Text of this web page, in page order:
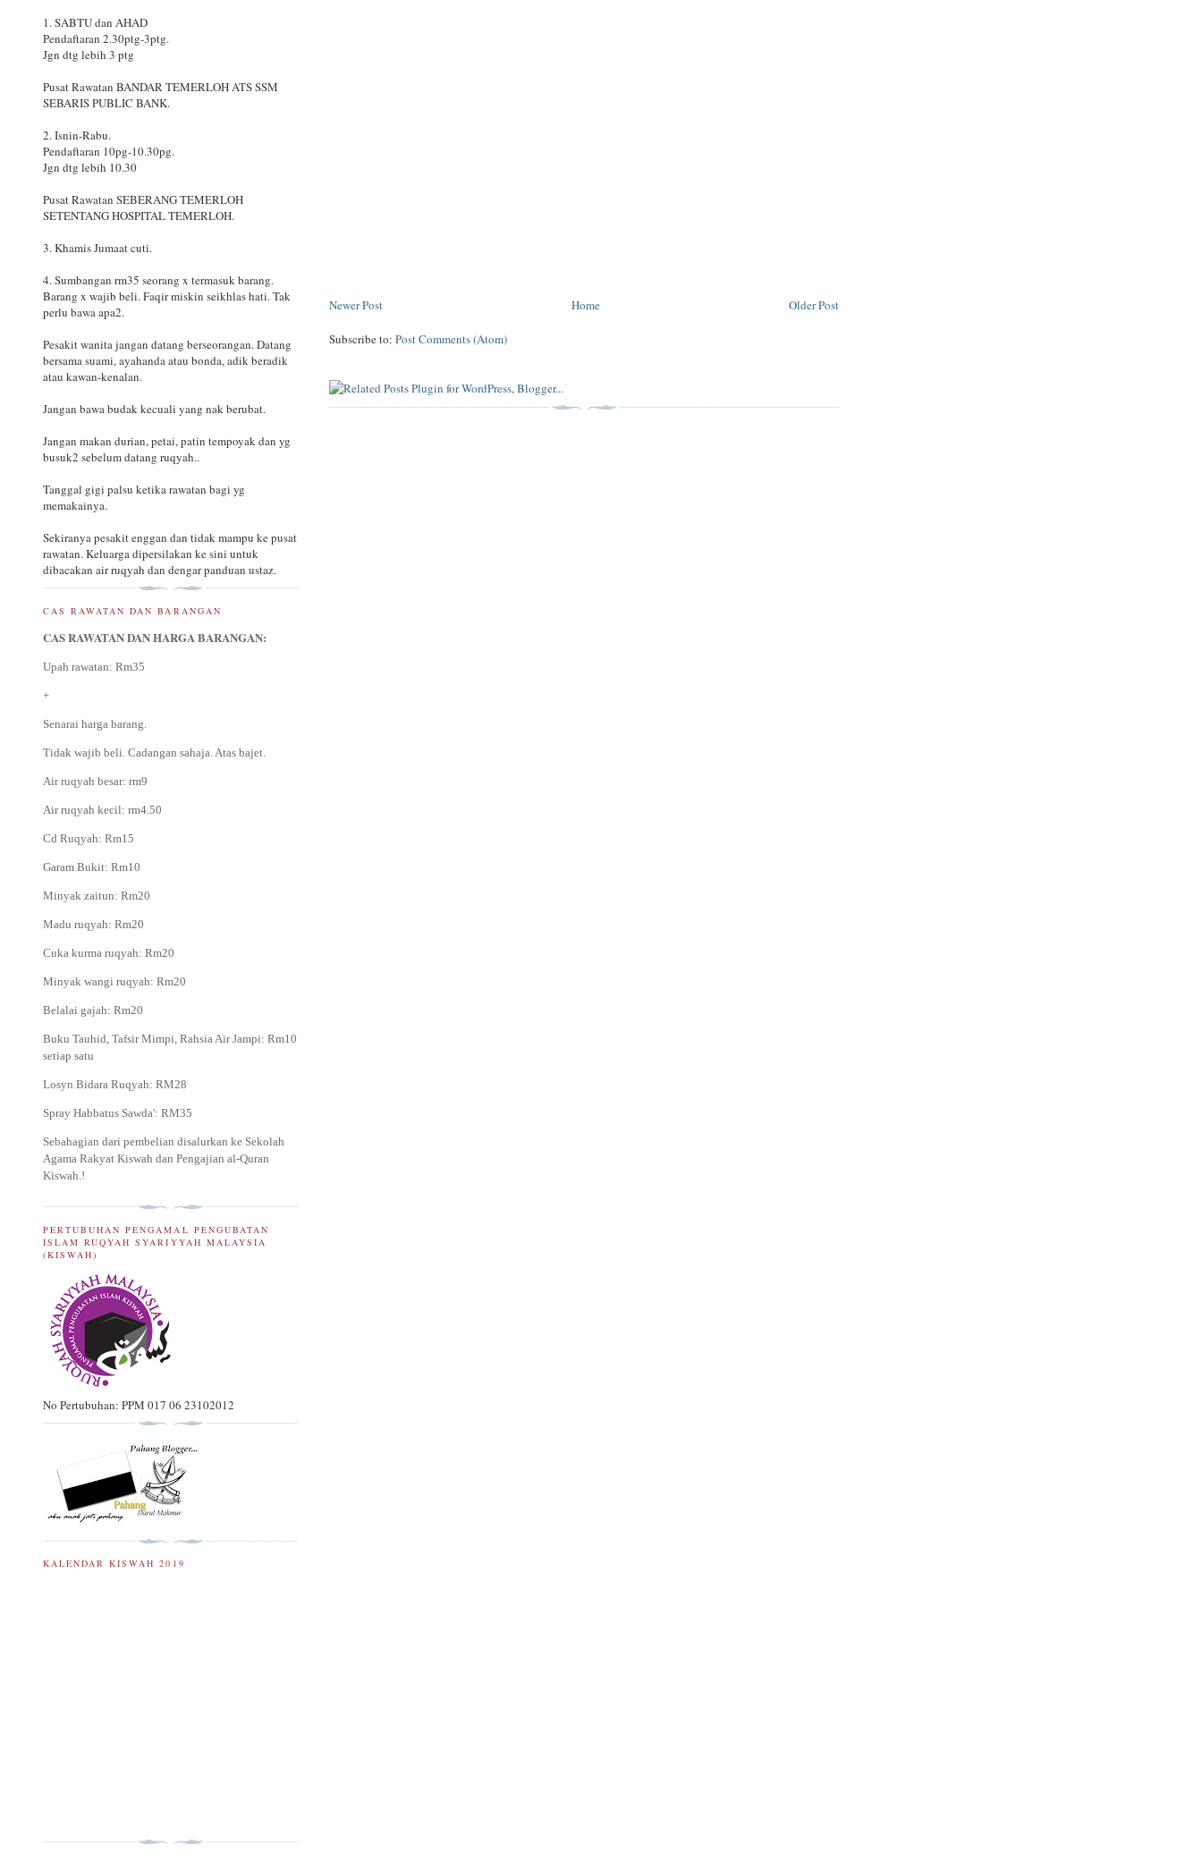
Newer Post Older Post
Home
Subscribe to:Post Comments (Atom)
1. SABTU dan AHAD
Pendaftaran 2.30ptg-3ptg.
Jgn dtg lebih 3 ptg
Pusat Rawatan BANDAR TEMERLOH ATS SSM
SEBARIS PUBLIC BANK.
2. Isnin-Rabu.
Pendaftaran 10pg-10.30pg.
Jgn dtg lebih 10.30
Pusat Rawatan SEBERANG TEMERLOH
SETENTANG HOSPITAL TEMERLOH.
3. Khamis Jumaat cuti.
4. Sumbangan rm35 seorang x termasuk barang.
Barang x wajib beli. Faqir miskin seikhlas hati. Tak
perlu bawa apa2.
Pesakit wanita jangan datang berseorangan. Datang
bersama suami, ayahanda atau bonda, adik beradik
atau kawan-kenalan.
Jangan bawa budak kecuali yang nak berubat.
Jangan makan durian, petai, patin tempoyak dan yg
busuk2 sebelum datang ruqyah..
Tanggal gigi palsu ketika rawatan bagi yg
memakainya.
Sekiranya pesakit enggan dan tidak mampu ke pusat
rawatan. Keluarga dipersilakan ke sini untuk
dibacakan air ruqyah dan dengar panduan ustaz.
CAS RAWATAN DAN BARANGAN
CAS RAWATAN DAN HARGA BARANGAN:
Upah rawatan: Rm35
+
Senarai harga barang.
Tidak wajib beli. Cadangan sahaja. Atas bajet.
Air ruqyah besar: rm9
Air ruqyah kecil: rm4.50
Cd Ruqyah: Rm15
Garam Bukit: Rm10
Minyak zaitun: Rm20
Madu ruqyah: Rm20
Cuka kurma ruqyah: Rm20
Minyak wangi ruqyah: Rm20
Belalai gajah: Rm20
Buku Tauhid, Tafsir Mimpi, Rahsia Air Jampi: Rm10
setiap satu
Losyn Bidara Ruqyah: RM28
Spray Habbatus Sawda': RM35
Sebahagian dari pembelian disalurkan ke Sekolah
Agama Rakyat Kiswah dan Pengajian al-Quran
Kiswah.!
PERTUBUHAN PENGAMAL PENGUBATAN
ISLAM RUQYAH SYARIYYAH MALAYSIA
(KISWAH)
No Pertubuhan: PPM 017 06 23102012
KALENDAR KISWAH 2019